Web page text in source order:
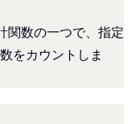
関数の一つで、指定
をカウントしま